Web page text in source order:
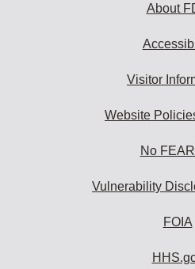
About
Visitor
Website
No
Vulnerability
FOIA